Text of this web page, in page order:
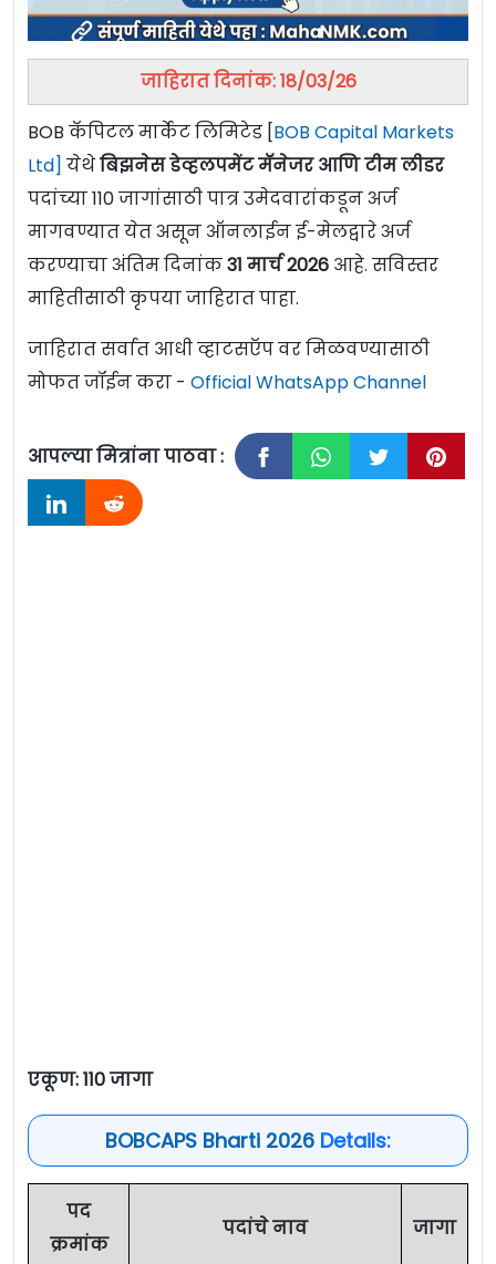
जाहिरात दिनांक: 18/03/26
BOB कॅपिटल मार्केट लिमिटेड [BOB Capital Markets
Ltd] येथेबिझनेस डेव्हलपमेंट मॅनेजर आणि टीम लीडर
पदांच्या 110 जागांसाठी पात्र उमेदवारांकडून अर्ज
मागवण्यात येत असून ऑनलाईन ई-मेलद्वारे अर्ज
करण्याचा अंतिम दिनांक31 मार्च 2026 आहे. सविस्तर
माहितीसाठी कृपया जाहिरात पाहा.
जाहिरात सर्वात आधी व्हाटसऍप वर मिळवण्यासाठी
मोफत जॉईन करा - Official WhatsApp Channel
आपल्या मित्रांना पाठवा :
एकूण: 110 जागा
BOBCAPS Bharti 2026 Details:
पद
क्रमांक
पदांचे नाव जागा